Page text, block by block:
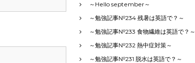
～Hello september～
～勉強記事№234 残暑は英語で？～
～勉強記事№233 食物繊維は英語で？～
～勉強記事№232 熱中症対策～
～勉強記事№231 脱水は英語で？～